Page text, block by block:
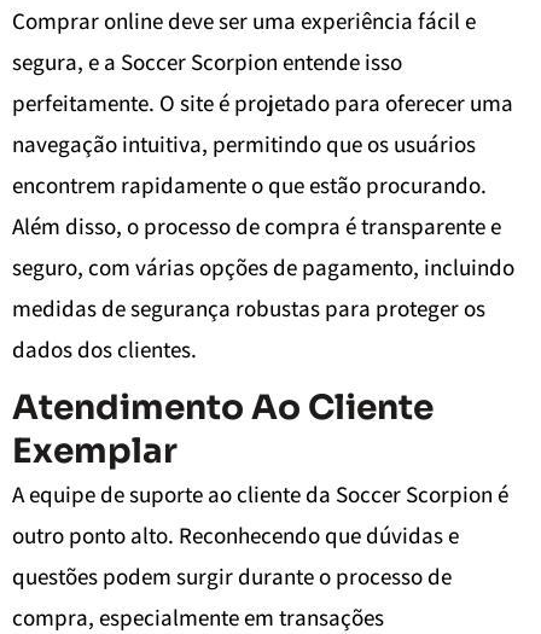
Comprar online deve ser uma experiência fácil e
segura, e a Soccer Scorpion entende isso
perfeitamente. O site é projetado para oferecer uma
navegação intuitiva, permitindo que os usuários
encontrem rapidamente o que estão procurando.
Além disso, o processo de compra é transparente e
seguro, com várias opções de pagamento, incluindo
medidas de segurança robustas para proteger os
dados dos clientes.
Atendimento Ao Cliente
Exemplar
A equipe de suporte ao cliente da Soccer Scorpion é
outro ponto alto. Reconhecendo que dúvidas e
questões podem surgir durante o processo de
compra, especialmente em transações